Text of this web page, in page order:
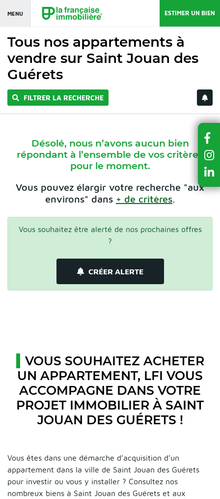
MENU ESTIMER UN BIEN
Tous nos appartements à
vendre sur Saint Jouan des
Guérets
FILTRER LA RECHERCHE
Désolé, nous n’avons aucun bien
répondant à l’ensemble de vos critères
pour le moment.
Vous pouvez élargir votre recherche "aux
environs" dans + de critères.
Vous souhaitez être alerté de nos prochaines offres
?
CRÉER ALERTE
VOUS SOUHAITEZ ACHETER
UN APPARTEMENT, LFI VOUS
ACCOMPAGNE DANS VOTRE
PROJET IMMOBILIER À SAINT
JOUAN DES GUÉRETS !
Vous êtes dans une démarche d’acquisition d’un
appartement dans la ville de Saint Jouan des Guérets
pour investir ou vous y installer ? Consultez nos
nombreux biens à Saint Jouan des Guérets et aux